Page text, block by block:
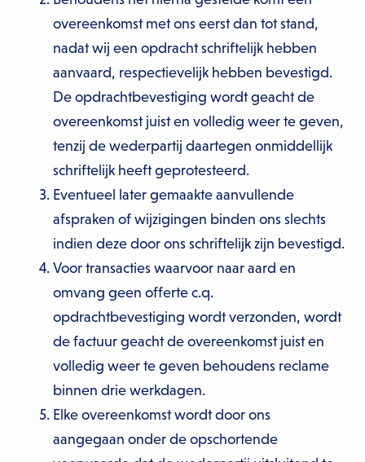
overeenkomst met ons eerst dan tot stand,
nadat wij een opdracht schriftelijk hebben
aanvaard, respectievelijk hebben bevestigd.
De opdrachtbevestiging wordt geacht de
overeenkomst juist en volledig weer te geven,
tenzij de wederpartij daartegen onmiddellijk
schriftelijk heeft geprotesteerd.
Eventueel later gemaakte aanvullende
afspraken of wijzigingen binden ons slechts
indien deze door ons schriftelijk zijn bevestigd.
Voor transacties waarvoor naar aard en
omvang geen offerte c.q.
opdrachtbevestiging wordt verzonden, wordt
de factuur geacht de overeenkomst juist en
volledig weer te geven behoudens reclame
binnen drie werkdagen.
Elke overeenkomst wordt door ons
aangegaan onder de opschortende